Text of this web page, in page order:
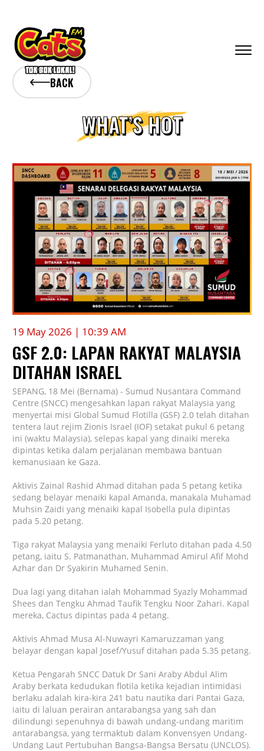
BACK
WHAT’S HOT
19 May 2026 | 10:39 AM
GSF 2.0: LAPAN RAKYAT MALAYSIA
DITAHAN ISRAEL
SEPANG, 18 Mei (Bernama) - Sumud Nusantara Command
Centre (SNCC) mengesahkan lapan rakyat Malaysia yang
menyertai misi Global Sumud Flotilla (GSF) 2.0 telah ditahan
tentera laut rejim Zionis Israel (IOF) setakat pukul 6 petang
ini (waktu Malaysia), selepas kapal yang dinaiki mereka
dipintas ketika dalam perjalanan membawa bantuan
kemanusiaan ke Gaza.
Aktivis Zainal Rashid Ahmad ditahan pada 5 petang ketika
sedang belayar menaiki kapal Amanda, manakala Muhamad
Muhsin Zaidi yang menaiki kapal Isobella pula dipintas
pada 5.20 petang.
Tiga rakyat Malaysia yang menaiki Ferluto ditahan pada 4.50
petang, iaitu S. Patmanathan, Muhammad Amirul Afif Mohd
Azhar dan Dr Syakirin Muhamed Senin.
Dua lagi yang ditahan ialah Mohammad Syazly Mohammad
Shees dan Tengku Ahmad Taufik Tengku Noor Zahari. Kapal
mereka, Cactus dipintas pada 4 petang.
Aktivis Ahmad Musa Al-Nuwayri Kamaruzzaman yang
belayar dengan kapal Josef/Yusuf ditahan pada 5.35 petang.
Ketua Pengarah SNCC Datuk Dr Sani Araby Abdul Alim
Araby berkata kedudukan flotila ketika kejadian intimidasi
berlaku adalah kira-kira 241 batu nautika dari Pantai Gaza,
iaitu di laluan perairan antarabangsa yang sah dan
dilindungi sepenuhnya di bawah undang-undang maritim
antarabangsa, yang termaktub dalam Konvensyen Undang-
Undang Laut Pertubuhan Bangsa-Bangsa Bersatu (UNCLOS).